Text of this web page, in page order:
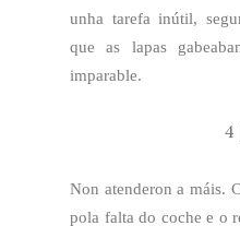
unha tarefa inútil,
que as lapas
imparable.
4
Non atenderon a máis.
pola falta do coche e o